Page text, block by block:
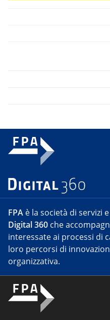
FPA è la società di servizi
Digital 360 che
interessate ai processi di
loro percorsi di
organizzativa.